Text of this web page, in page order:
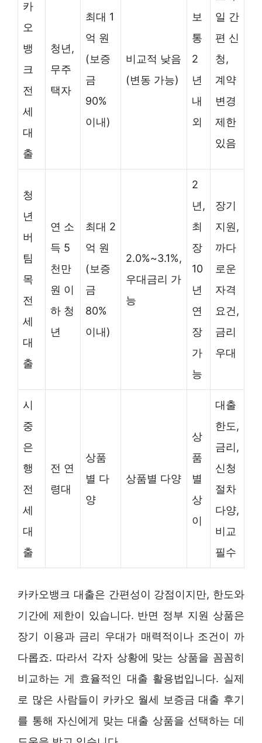
카
오
뱅
크
전
세
대
출
청년,
무주
택자
최대 1
억 원
(보증
금
90%
이내)
비교적 낮음
(변동 가능)
보
통
2
년
내
외
일 간
편 신
청,
계약
변경
제한
있음
청
년
버
팀
목
전
세
대
출
연 소
득 5
천만
원 이
하 청
년
최대 2
억 원
(보증
금
80%
이내)
2.0%~3.1%,
우대금리 가
능
2
년,
최
장
10
년
연
장
가
능
장기
지원,
까다
로운
자격
요건,
금리
우대
시
중
은
행
전
세
대
출
전 연
령대
상품
별 다
양
상품별 다양
상
품
별
상
이
대출
한도,
금리,
신청
절차
다양,
비교
필수
카카오뱅크 대출은 간편성이 강점이지만, 한도와
기간에 제한이 있습니다. 반면 정부 지원 상품은
장기 이용과 금리 우대가 매력적이나 조건이 까
다롭죠. 따라서 각자 상황에 맞는 상품을 꼼꼼히
비교하는 게 효율적인 대출 활용법입니다. 실제
로 많은 사람들이 카카오 월세 보증금 대출 후기
를 통해 자신에게 맞는 대출 상품을 선택하는 데